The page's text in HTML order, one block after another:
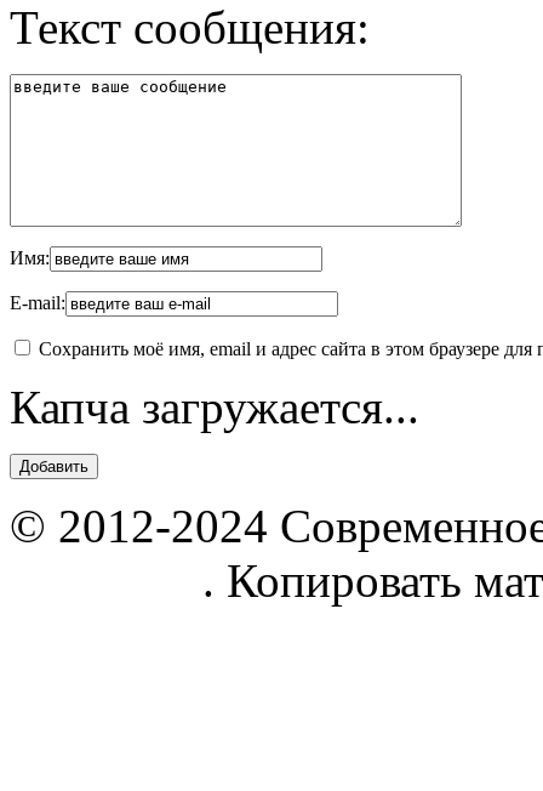
Текст сообщения:
Имя:
E-mail:
Сохранить моё имя, email и адрес сайта в этом браузере
Капча загружается...
© 2012-2024
. Копировать